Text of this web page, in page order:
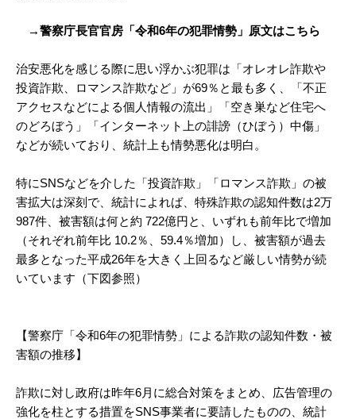
→警察庁長官官房「令和6年の犯罪情勢」原文はこちら
治安悪化を感じる際に思い浮かぶ犯罪は「オレオレ詐欺や
投資詐欺、ロマンス詐欺など」が69％と最も多く、「不正
アクセスなどによる個人情報の流出」「空き巣など住宅へ
のどろぼう」「インターネット上の誹謗（ひぼう）中傷」
などが続いており、統計上も情勢悪化は明白。
特にSNSなどを介した「投資詐欺」「ロマンス詐欺」の被
害拡大は深刻で、統計によれば、特殊詐欺の認知件数は2万
987件、被害額は何と約 722億円と、いずれも前年比で増加
（それぞれ前年比 10.2％、59.4％増加）し、被害額が過去
最多となった平成26年を大きく上回るなど厳しい情勢が続
いています（下図参照）
【警察庁「令和6年の犯罪情勢」による詐欺の認知件数・被
害額の推移】
詐欺に対し政府は昨年6月に総合対策をまとめ、広告管理の
強化を柱とする措置をSNS事業者に要請したものの、統計